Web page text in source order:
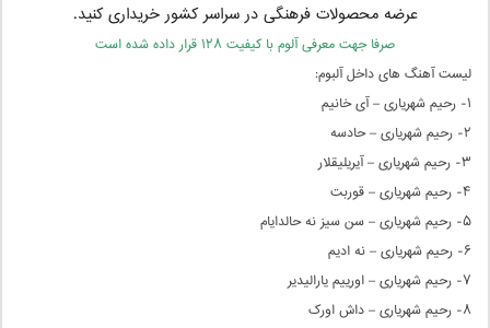
عرضه محصولات فرهنگی در سراسر کشور خریداری کنید.
صرفا جهت معرفی آلوم با کیفیت ۱۲۸ قرار داده شده است
لیست آهنگ های داخل آلبوم:
۱- رحیم شهریاری – آی خانیم
۲- رحیم شهریاری – حادسه
۳- رحیم شهریاری – آیریلیقلار
۴- رحیم شهریاری – قوربت
۵- رحیم شهریاری – سن سیز نه حالدایام
۶- رحیم شهریاری – نه ادیم
۷- رحیم شهریاری – اورییم یارالیدیر
۸- رحیم شهریاری – داش اورک